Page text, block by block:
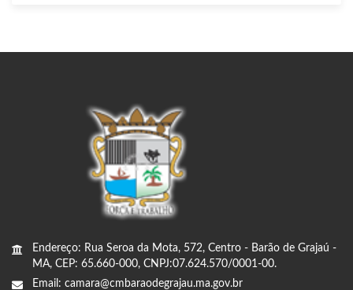
Endereço: Rua Seroa da Mota, 572, Centro - Barão de Grajaú -
MA, CEP: 65.660-000, CNPJ:07.624.570/0001-00.
Email: camara@cmbaraodegrajau.ma.gov.br